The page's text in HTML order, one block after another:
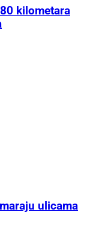
kilometara
ulicama